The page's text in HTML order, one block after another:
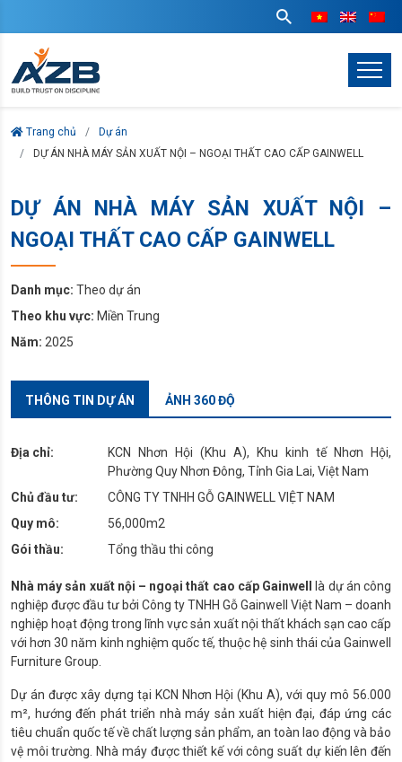
Trang chủ
Dự án
DỰ ÁN NHÀ MÁY SẢN XUẤT NỘI – NGOẠI THẤT CAO CẤP GAINWELL
DỰ ÁN NHÀ MÁY SẢN XUẤT NỘI –
NGOẠI THẤT CAO CẤP GAINWELL
Danh mục: Theo dự án
Theo khu vực: Miền Trung
Năm: 2025
THÔNG TIN DỰ ÁN ẢNH 360 ĐỘ
Địa chỉ:
KCN Nhơn Hội (Khu A), Khu kinh tế Nhơn Hội,
Phường Quy Nhơn Đông, Tỉnh Gia Lai, Việt Nam
Chủ đầu tư:
CÔNG TY TNHH GỖ GAINWELL VIỆT NAM
Quy mô:
56,000m2
Gói thầu:
Tổng thầu thi công
Nhà máy sản xuất nội – ngoại thất cao cấp Gainwell
là dự án công
nghiệp được đầu tư bởi Công ty TNHH Gỗ Gainwell Việt Nam – doanh
nghiệp hoạt động trong lĩnh vực sản xuất nội thất khách sạn cao cấp
với hơn 30 năm kinh nghiệm quốc tế, thuộc hệ sinh thái của Gainwell
Furniture Group.
Dự án được xây dựng tại KCN Nhơn Hội (Khu A), với quy mô 56.000
m², hướng đến phát triển nhà máy sản xuất hiện đại, đáp ứng các
tiêu chuẩn quốc tế về chất lượng sản phẩm, an toàn lao động và bảo
vệ môi trường. Nhà máy được thiết kế với công suất dự kiến lên đến